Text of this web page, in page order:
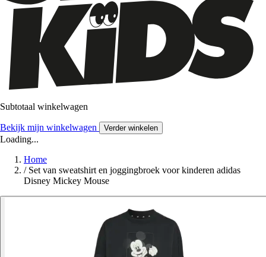
Subtotaal winkelwagen
Bekijk mijn winkelwagen Verder winkelen
Loading...
Home
/ Set van sweatshirt en joggingbroek voor kinderen adidas
Disney Mickey Mouse